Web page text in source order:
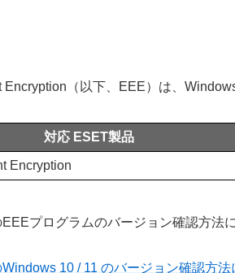
Encryption（以下、EEE）は、
対応 ESET製品
Encryption
プログラムのバージョン確認方法
10 / 11 のバージョン確認方法